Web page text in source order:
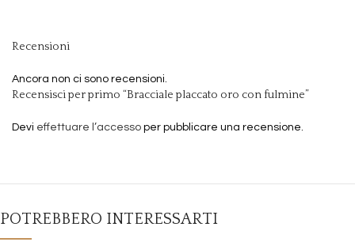
Recensioni
Ancora non ci sono recensioni.
Recensisci per primo “Bracciale placcato oro con fulmine”
Devi effettuare l’accesso per pubblicare una recensione.
POTREBBERO INTERESSARTI